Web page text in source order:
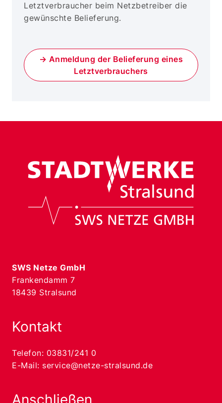
Letztverbraucher beim Netzbetreiber die
gewünschte Belieferung.
→ Anmeldung der Belieferung eines
Letztverbrauchers
SWS Netze GmbH
Frankendamm 7
18439 Stralsund
Kontakt
Telefon: 03831/241 0
E-Mail: service@netze-stralsund.de